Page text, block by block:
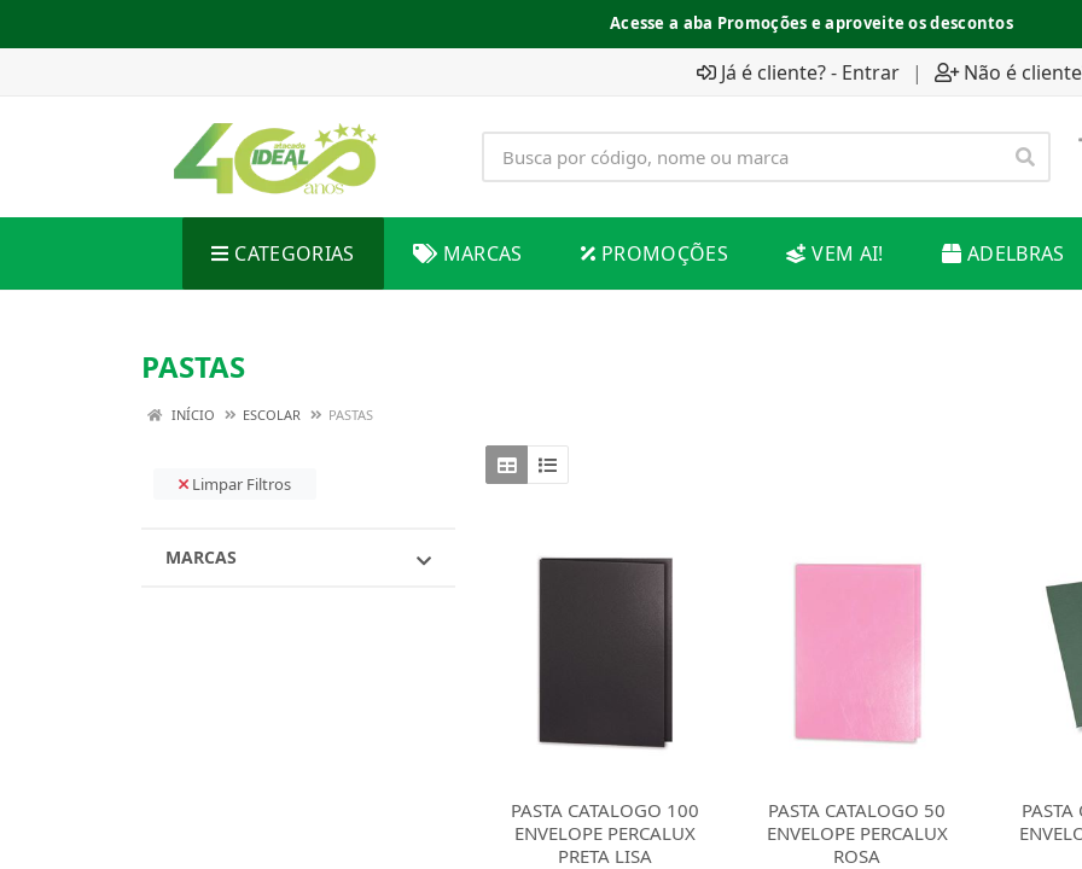
Acesse a aba Promoções e aproveite os descontos
Já é cliente? - Entrar | Não é
CATEGORIAS MARCAS PROMOÇÕES VEM AI! ADELBRAS
PASTAS
INÍCIO ESCOLAR PASTAS
Limpar Filtros
MARCAS
PASTA CATALOGO 100
ENVELOPE PERCALUX
PRETA LISA
PASTA CATALOGO 50
ENVELOPE PERCALUX
ROSA